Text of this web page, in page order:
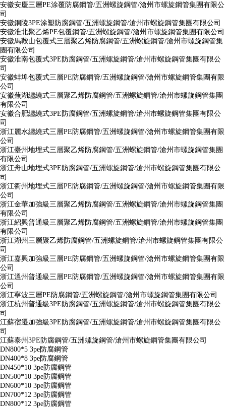
安徽安慶三層PE涂覆防腐鋼管/五洲螺旋鋼管/滄州市螺旋鋼管集團有限公
司
安徽銅陵3PE涂塑防腐鋼管/五洲螺旋鋼管/滄州市螺旋鋼管集團有限公司
安徽淮北聚乙烯PE包覆鋼管/五洲螺旋鋼管/滄州市螺旋鋼管集團有限公司
安徽馬鞍山包覆式三層聚乙烯防腐鋼管/五洲螺旋鋼管/滄州市螺旋鋼管集
團有限公司
安徽淮南包覆式3PE防腐鋼管/五洲螺旋鋼管/滄州市螺旋鋼管集團有限公
司
安徽蚌埠包覆式三層PE防腐鋼管/五洲螺旋鋼管/滄州市螺旋鋼管集團有限
公司
安徽蕪湖纏繞式三層聚乙烯防腐鋼管/五洲螺旋鋼管/滄州市螺旋鋼管集團
有限公司
安徽合肥纏繞式3PE防腐鋼管/五洲螺旋鋼管/滄州市螺旋鋼管集團有限公
司
浙江麗水纏繞式三層PE防腐鋼管/五洲螺旋鋼管/滄州市螺旋鋼管集團有限
公司
浙江臺州地埋式三層聚乙烯防腐鋼管/五洲螺旋鋼管/滄州市螺旋鋼管集團
有限公司
浙江舟山地埋式3PE防腐鋼管/五洲螺旋鋼管/滄州市螺旋鋼管集團有限公
司
浙江衢州地埋式三層PE防腐鋼管/五洲螺旋鋼管/滄州市螺旋鋼管集團有限
公司
浙江金華加強級三層聚乙烯防腐鋼管/五洲螺旋鋼管/滄州市螺旋鋼管集團
有限公司
浙江紹興普通級三層聚乙烯防腐鋼管/五洲螺旋鋼管/滄州市螺旋鋼管集團
有限公司
浙江湖州三層聚乙烯防腐鋼管/五洲螺旋鋼管/滄州市螺旋鋼管集團有限公
司
浙江嘉興加強級三層PE防腐鋼管/五洲螺旋鋼管/滄州市螺旋鋼管集團有限
公司
浙江溫州普通級三層PE防腐鋼管/五洲螺旋鋼管/滄州市螺旋鋼管集團有限
公司
浙江寧波三層PE防腐鋼管/五洲螺旋鋼管/滄州市螺旋鋼管集團有限公司
浙江杭州普通級3PE防腐鋼管/五洲螺旋鋼管/滄州市螺旋鋼管集團有限公
司
江蘇宿遷加強級3PE防腐鋼管/五洲螺旋鋼管/滄州市螺旋鋼管集團有限公
司
江蘇泰州3PE防腐鋼管/五洲螺旋鋼管/滄州市螺旋鋼管集團有限公司
DN800*5 3pe防腐鋼管
DN400*8 3pe防腐鋼管
DN450*10 3pe防腐鋼管
DN500*10 3pe防腐鋼管
DN600*10 3pe防腐鋼管
DN700*12 3pe防腐鋼管
DN800*12 3pe防腐鋼管